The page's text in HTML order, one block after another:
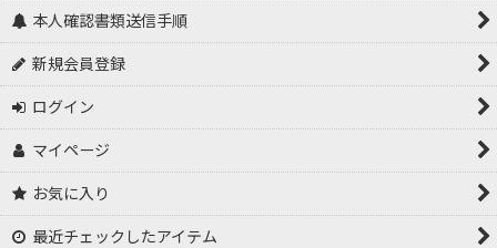
本人確認書類送信手順
新規会員登録
ログイン
マイページ
お気に入り
最近チェックしたアイテム